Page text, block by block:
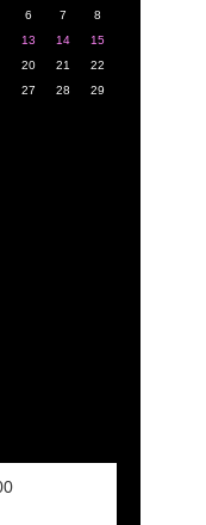
6 7
8
13 14
15
20 21
22
27 28
29